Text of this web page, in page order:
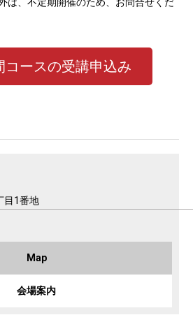
は、不定期開催のため、お問合せくだ
コースの受講申込み
目1番地
Map
会場案内